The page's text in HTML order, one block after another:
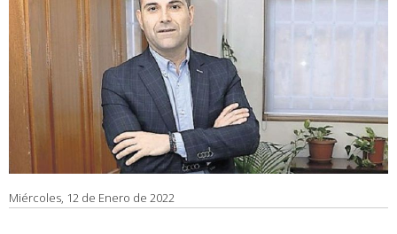
Miércoles, 12 de Enero de 2022